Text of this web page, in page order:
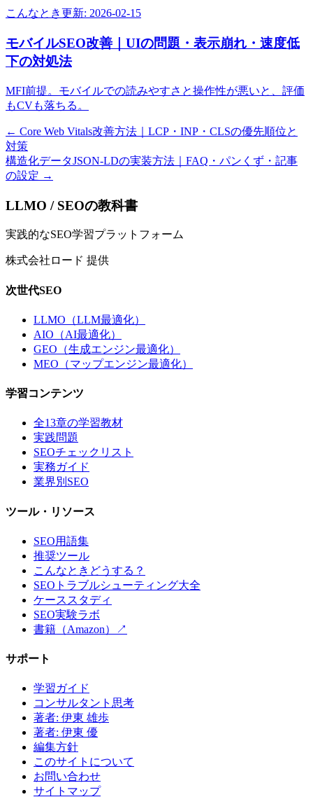
こんなとき更新: 2026-02-15
モバイルSEO改善｜UIの問題・表示崩れ・速度低
下の対処法
MFI前提。モバイルでの読みやすさと操作性が悪いと、評価
もCVも落ちる。
← Core Web Vitals改善方法｜LCP・INP・CLSの優先順位と
対策
構造化データJSON-LDの実装方法｜FAQ・パンくず・記事
の設定 →
LLMO / SEOの教科書
実践的なSEO学習プラットフォーム
株式会社ロード 提供
次世代SEO
LLMO（LLM最適化）
AIO（AI最適化）
GEO（生成エンジン最適化）
MEO（マップエンジン最適化）
学習コンテンツ
全13章の学習教材
実践問題
SEOチェックリスト
実務ガイド
業界別SEO
ツール・リソース
SEO用語集
推奨ツール
こんなときどうする？
SEOトラブルシューティング大全
ケーススタディ
SEO実験ラボ
書籍（Amazon）↗
サポート
学習ガイド
コンサルタント思考
著者: 伊東 雄歩
著者: 伊東 優
編集方針
このサイトについて
お問い合わせ
サイトマップ